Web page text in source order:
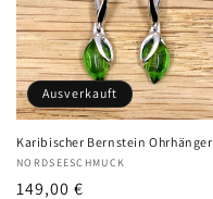
Ausverkauft
Karibischer Bernstein Ohrhänger
Anbieter:
NORDSEESCHMUCK
Normaler
149,00 €